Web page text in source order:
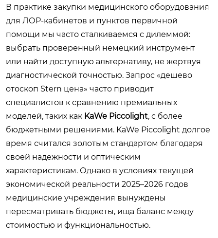
В практике закупки медицинского оборудования
для ЛОР-кабинетов и пунктов первичной
помощи мы часто сталкиваемся с дилеммой:
выбрать проверенный немецкий инструмент
или найти доступную альтернативу, не жертвуя
диагностической точностью. Запрос «дешево
отоскоп Stern цена» часто приводит
специалистов к сравнению премиальных
моделей, таких как KaWe Piccolight, с более
бюджетными решениями. KaWe Piccolight долгое
время считался золотым стандартом благодаря
своей надежности и оптическим
характеристикам. Однако в условиях текущей
экономической реальности 2025–2026 годов
медицинские учреждения вынуждены
пересматривать бюджеты, ища баланс между
стоимостью и функциональностью.